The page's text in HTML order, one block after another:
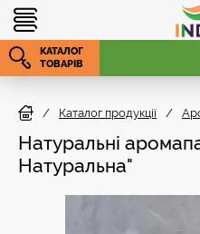
КАТАЛОГ
ТОВАРІВ
/ Каталог продукції /
Натуральні
Натуральна"